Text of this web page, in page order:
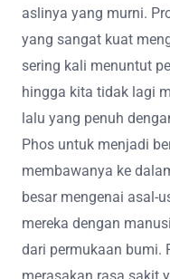
aslinya yang murni.
yang sangat kuat
sering kali menuntut
hingga kita tidak lagi
lalu yang penuh
Phos untuk menjadi
membawanya ke
besar mengenai asal-
mereka dengan
dari permukaan bumi.